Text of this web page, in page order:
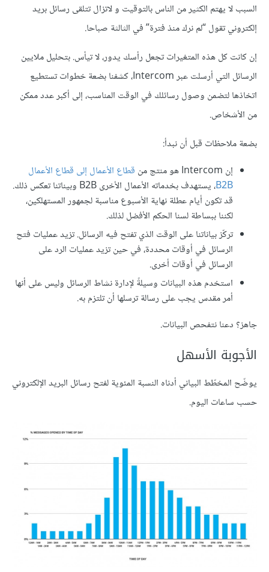
السبب لا يهتم الكثير من الناس بالتوقيت و لاتزال تتلقى رسائل بريد
إلكتروني تقول “لم نرك منذ فترة” في الثالثة صباحا.
إن كانت كل هذه المتغيرات تجعل رأسك يدور، لا تيأس. بتحليل ملايين
الرسائل التي أرسلت عبر Intercom، كشفنا بضعة خطوات تستطيع
اتخاذها لتضمن وصول رسائلك في الوقت المناسب، إلى أكبر عدد ممكن
من الأشخاص.
بضعة ملاحظات قبل أن نبدأ:
إن Intercom هو منتج من
قطاع الأعمال إلى قطاع الأعمال
B2B
، يستهدف بخدماته الأعمال الأخرى B2B وبيناتنا تعكس ذلك.
قد تكون أيام عطلة نهاية الأسبوع مناسبة لجمهور المستهلكين،
لكننا ببساطة لسنا الحكم الأفضل لذلك.
تركّز بياناتنا على الوقت الذي تفتح فيه الرسائل. تزيد عمليات فتح
الرسائل في أوقات محددة، في حين تزيد عمليات الرد على
الرسائل في أوقات أخرى.
استخدم هذه البيانات وسيلةً لإدارة نشاط الرسائل وليس على أنها
أمر مقدس يجب على رسالة ترسلها أن تلتزم به.
جاهز؟ دعنا نتفحص البيانات.
الأجوبة الأسهل
يوضّح المخطّط البياني أدناه النسبة المئوية لفتح رسائل البريد الإلكتروني
حسب ساعات اليوم.